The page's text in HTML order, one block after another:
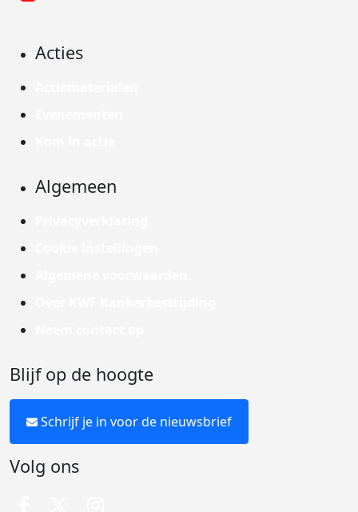
Acties
Algemeen
Blijf op de hoogte
Schrijf je in voor de nieuwsbrief
Volg ons